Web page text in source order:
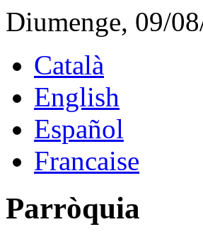
Diumenge, 09/
Català
English
Español
Francaise
Parròquia